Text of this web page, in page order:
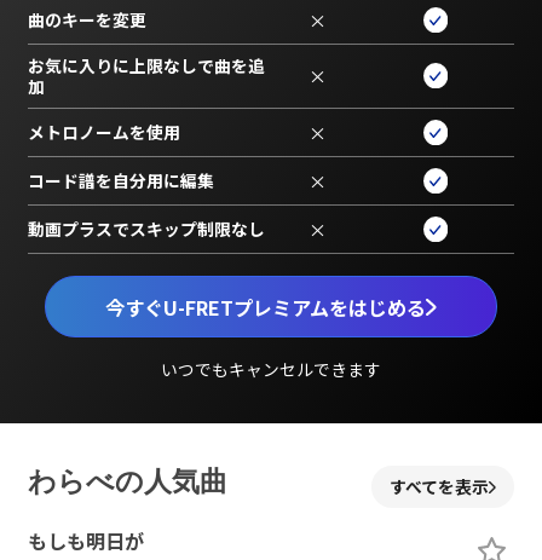
今すぐU-FRETプレミアムをはじめる
いつでもキャンセルできます
曲のキーを変更 ×
お気に入りに上限なしで曲を追
加
×
メトロノームを使用 ×
コード譜を自分用に編集 ×
動画プラスでスキップ制限なし ×
わらべの人気曲 すべてを表示
もしも明日が